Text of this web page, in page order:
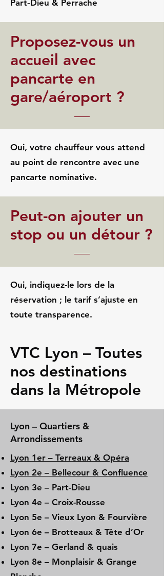
Part‑Dieu & Perrache
Proposez-vous un
accueil avec
pancarte en
gare/aéroport ?
Oui, votre chauffeur vous attend
au point de rencontre avec une
pancarte nominative.
Peut-on ajouter un
stop ou un détour ?
Oui, indiquez-le lors de la
réservation ; le tarif s’ajuste en
toute transparence.
VTC Lyon – Toutes
nos destinations
dans la Métropole
Lyon – Quartiers &
Arrondissements
Lyon 1er – Terreaux & Opéra
Lyon 2e – Bellecour & Confluence
Lyon 3e – Part-Dieu
Lyon 4e – Croix-Rousse
Lyon 5e – Vieux Lyon & Fourvière
Lyon 6e – Brotteaux & Tête d’Or
Lyon 7e – Gerland & quais
Lyon 8e – Monplaisir & Grange